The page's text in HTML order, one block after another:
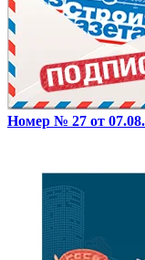
Номер № 27 от